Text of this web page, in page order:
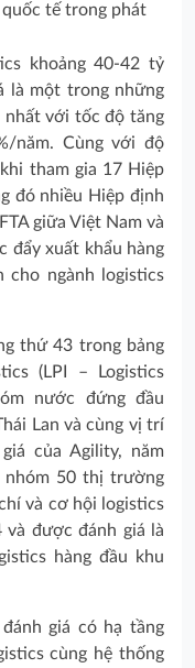
tế trong phát
khoảng 40-42 tỷ
là một trong những
nhất với tốc độ tăng
năm. Cùng với độ
tham gia 17 Hiệp
đó nhiều Hiệp định
giữa Việt Nam và
đẩy xuất khẩu hàng
ngành logistics
thứ 43 trong bảng
(LPI – Logistics
nước đứng đầu
Lan và cùng vị trí
của Agility, năm
nhóm 50 thị trường
và cơ hội logistics
được đánh giá là
hàng đầu khu
giá có hạ tầng
cùng hệ thống